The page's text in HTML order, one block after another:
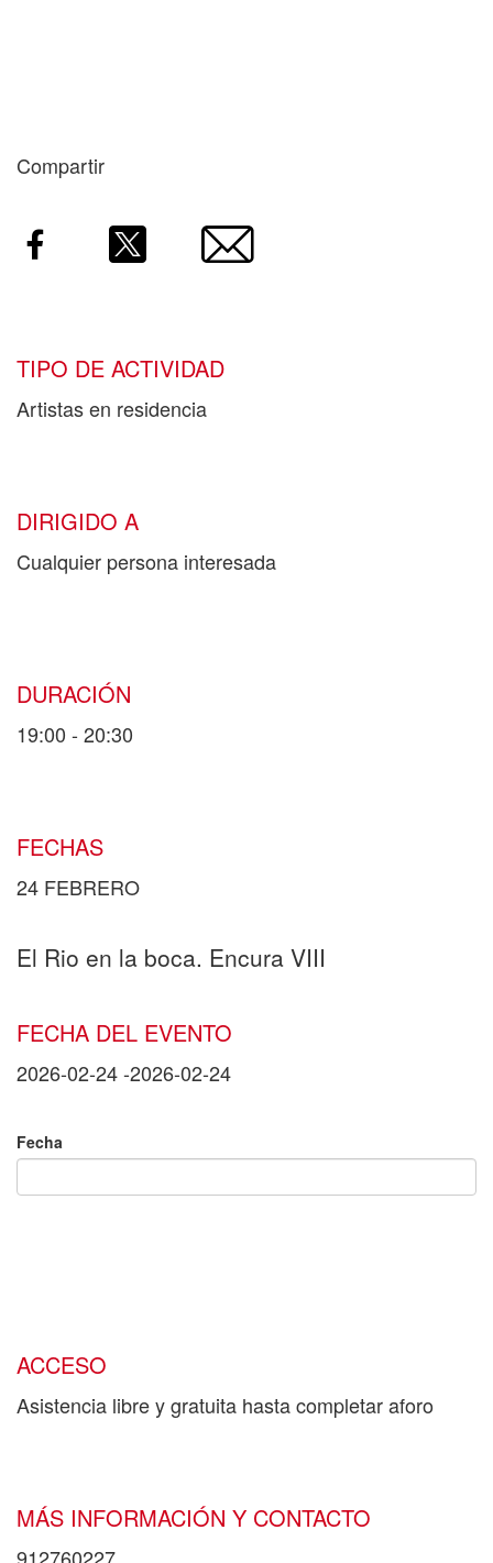
Compartir
Facebook Twitter Email
TIPO DE ACTIVIDAD
Artistas en residencia
DIRIGIDO A
Cualquier persona interesada
DURACIÓN
19:00 - 20:30
FECHAS
24 FEBRERO
El Rio en la boca. Encura VIII
FECHA DEL EVENTO
2026-02-24-2026-02-24
Fecha
ACCESO
Asistencia libre y gratuita hasta completar aforo
MÁS INFORMACIÓN Y CONTACTO